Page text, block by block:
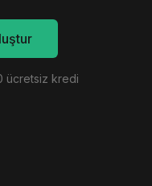
ücretsiz kredi